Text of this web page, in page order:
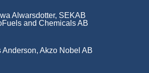
Alwarsdotter, SEKAB
and Chemicals AB
Anderson, Akzo Nobel AB